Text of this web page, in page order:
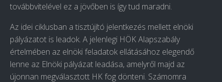
továbbvitelével ez a jövőben is így tud maradni.
Az idei ciklusban a tisztújító jelentkezés mellett elnöki
pályázatot is leadok. A jelenlegi HÖK Alapszabály
értelmében az elnöki feladatok ellátásához elegendő
lenne az Elnöki pályázat leadása, amelyről majd az
újonnan megválasztott HK fog dönteni. Számomra